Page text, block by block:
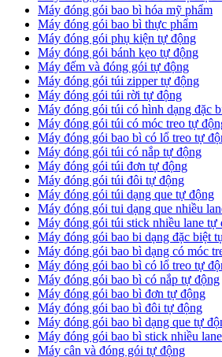
Máy đóng gói bao bì hóa mỹ phẩm
Máy đóng gói bao bì thực phẩm
Máy đóng gói phụ kiện tự động
Máy đóng gói bánh kẹo tự động
Máy đếm và đóng gói tự động
Máy đóng gói túi zipper tự động
Máy đóng gói túi rời tự động
Máy đóng gói túi có hình dạng đặc
Máy đóng gói túi có móc treo tự
Máy đóng gói bao bì có lổ treo tự
Máy đóng gói túi có nắp tự động
Máy đóng gói túi đơn tự động
Máy đóng gói túi đôi tự động
Máy đóng gói túi dạng que tự động
Máy đóng gói tui dạng que nhiều
Máy đóng gói túi stick nhiều lane tự
Máy đóng gói bao bi dạng đặc biệt
Máy đóng gói bao bì dạng có móc
Máy đóng gói bao bì có lổ treo tự
Máy đóng gói bao bì có nắp tự động
Máy đóng gói bao bì đơn tự động
Máy đóng gói bao bì đôi tự động
Máy đóng gói bao bì dạng que tự
Máy đóng gói bao bì stick nhiều
Máy cân và đóng gói tự động